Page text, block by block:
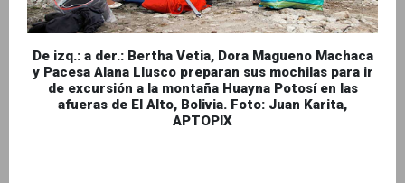
De izq.: a der.: Bertha Vetia, Dora Magueno Machaca
y Pacesa Alana Llusco preparan sus mochilas para ir
de excursión a la montaña Huayna Potosí en las
afueras de El Alto, Bolivia. Foto: Juan Karita,
APTOPIX